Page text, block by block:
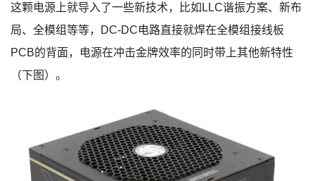
这颗电源上就导入了一些新技术，比如LLC谐振方案、新布
局、全模组等等，DC-DC电路直接就焊在全模组接线板
PCB的背面，电源在冲击金牌效率的同时带上其他新特性
（下图）。